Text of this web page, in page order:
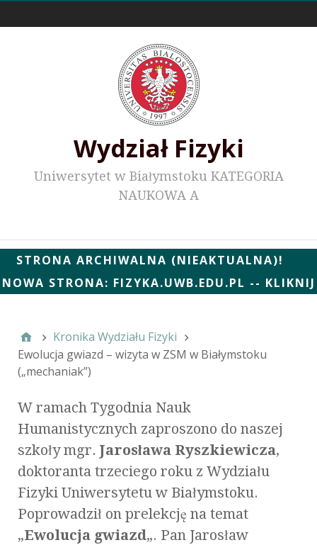
Wydział Fizyki
Uniwersytet w Białymstoku KATEGORIA
NAUKOWA A
STRONA ARCHIWALNA (NIEAKTUALNA)!
NOWA STRONA: FIZYKA.UWB.EDU.PL -- KLIKNIJ
Kronika Wydziału Fizyki
Ewolucja gwiazd – wizyta w ZSM w Białymstoku
(„mechaniak”)
W ramach Tygodnia Nauk
Humanistycznych zaproszono do naszej
szkoły mgr. Jarosława Ryszkiewicza,
doktoranta trzeciego roku z Wydziału
Fizyki Uniwersytetu w Białymstoku.
Poprowadził on prelekcję na temat
„Ewolucja gwiazd„. Pan Jarosław